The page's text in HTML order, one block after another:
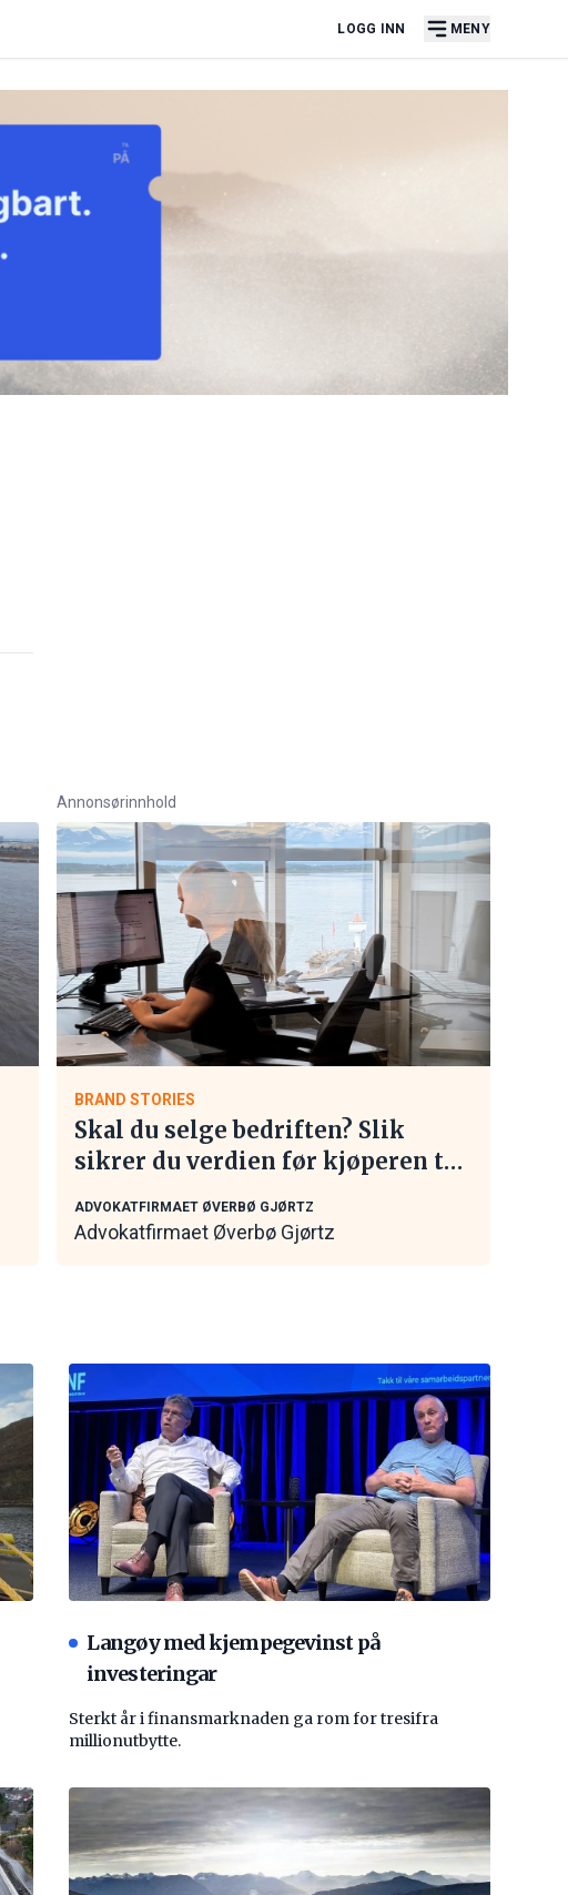
LOGG INN MENY
Annonsørinnhold
BRAND STORIES
Skal du selge bedriften? Slik
sikrer du verdien før kjøperen tar
ADVOKATFIRMAET ØVERBØ GJØRTZ
Advokatfirmaet Øverbø Gjørtz
Langøy med kjempegevinst på
investeringar
Sterkt år i finansmarknaden ga rom for tresifra
millionutbytte.